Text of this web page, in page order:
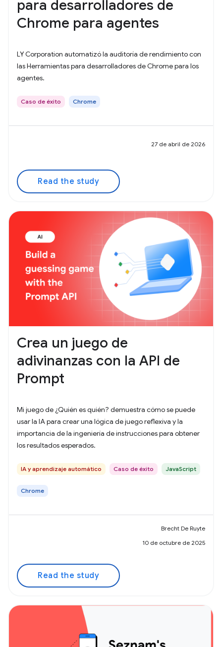
para desarrolladores de
Chrome para agentes
LY Corporation automatizó la auditoría de rendimiento con
las Herramientas para desarrolladores de Chrome para los
agentes.
Caso de éxito Chrome
27 de abril de 2026
Read the study
Crea un juego de
adivinanzas con la API de
Prompt
Mi juego de ¿Quién es quién? demuestra cómo se puede
usar la IA para crear una lógica de juego reflexiva y la
importancia de la ingeniería de instrucciones para obtener
los resultados esperados.
IA y aprendizaje automático Caso de éxito JavaScript
Chrome
Brecht De Ruyte
10 de octubre de 2025
Read the study